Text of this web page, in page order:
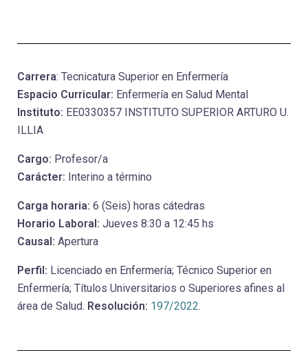
Carrera: Tecnicatura Superior en Enfermería
Espacio Curricular: Enfermería en Salud Mental
Instituto: EE0330357 INSTITUTO SUPERIOR ARTURO U.
ILLIA
Cargo: Profesor/a
Carácter: Interino a término
Carga horaria: 6 (Seis) horas cátedras
Horario Laboral: Jueves 8:30 a 12:45 hs
Causal: Apertura
Perfil: Licenciado en Enfermería; Técnico Superior en
Enfermería; Títulos Universitarios o Superiores afines al
área de Salud. Resolución: 197/2022.